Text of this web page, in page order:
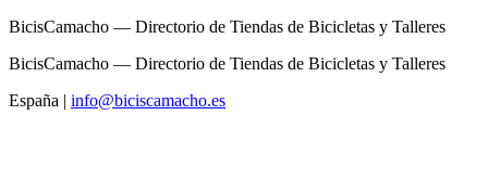
BicisCamacho — Directorio de Tiendas de Bicicletas y Talleres
BicisCamacho — Directorio de Tiendas de Bicicletas y Talleres
España | info@biciscamacho.es